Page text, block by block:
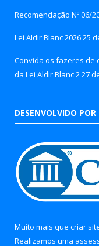
Recomendação Nº 06/
Lei Aldir Blanc 202625
Convida os fazeres de
da Lei Aldir Blanc 2 27
DESENVOLVIDO POR
Muito mais que criar
Realizamos uma